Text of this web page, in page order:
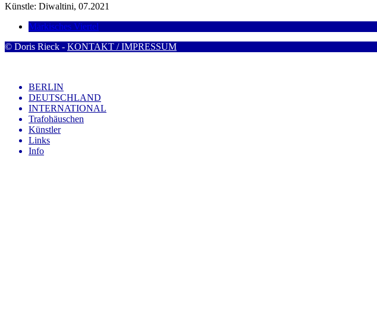
Künstle: Diwaltini, 07.2021
Märkisches Viertel
© Doris Rieck - KONTAKT / IMPRESSUM
BERLIN
DEUTSCHLAND
INTERNATIONAL
Trafohäuschen
Künstler
Links
Info